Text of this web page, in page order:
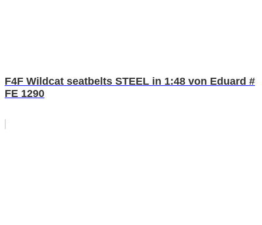
F4F Wildcat seatbelts STEEL in 1:48 von Eduard #
FE 1290